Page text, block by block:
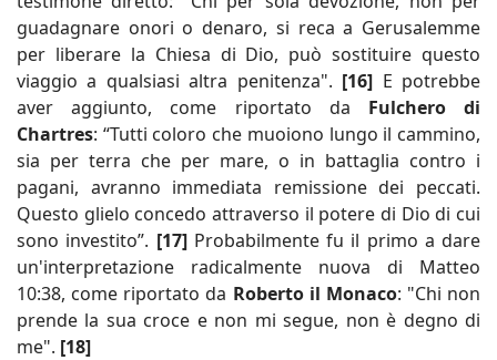
guadagnare onori o denaro, si reca a Gerusalemme
per liberare la Chiesa di Dio, può sostituire questo
viaggio a qualsiasi altra penitenza". [16] E potrebbe
aver aggiunto, come riportato da Fulchero di
Chartres: “Tutti coloro che muoiono lungo il cammino,
sia per terra che per mare, o in battaglia contro i
pagani, avranno immediata remissione dei peccati.
Questo glielo concedo attraverso il potere di Dio di cui
sono investito”. [17] Probabilmente fu il primo a dare
un'interpretazione radicalmente nuova di Matteo
10:38, come riportato da Roberto il Monaco: "Chi non
prende la sua croce e non mi segue, non è degno di
me". [18]